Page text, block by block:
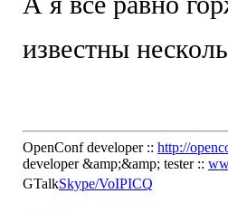
известны
OpenConf developer :: http://
developer &amp;&amp; tester ::
GTalkSkype/VoIPICQ